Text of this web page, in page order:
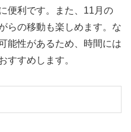
便利です。また、11月の
らの移動も楽しめます。な
能性があるため、時間には
すすめします。